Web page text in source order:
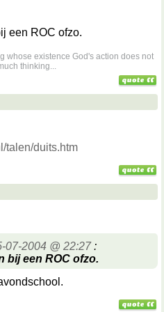
een ROC ofzo.
whose existence God's action does not
thinking...
talen/duits.htm
07-2004 @ 22:27:
bij een ROC ofzo.